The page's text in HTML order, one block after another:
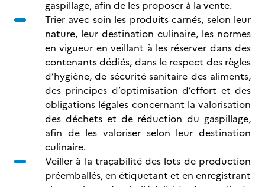
gaspillage, afin de les proposer à la vente.
Trier avec soin les produits carnés, selon leur
nature, leur destination culinaire, les normes
en vigueur en veillant à les réserver dans des
contenants dédiés, dans le respect des règles
d’hygiène, de sécurité sanitaire des aliments,
des principes d’optimisation d’effort et des
obligations légales concernant la valorisation
des déchets et de réduction du gaspillage,
afin de les valoriser selon leur destination
culinaire.
Veiller à la traçabilité des lots de production
préemballés, en étiquetant et en enregistrant